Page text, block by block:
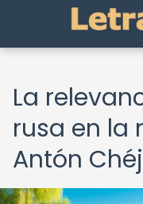
La
rusa en la
Antón